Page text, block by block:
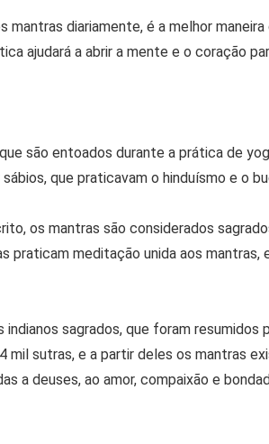
mantras diariamente, é a melhor
ajudará a abrir a mente e o coração
são entoados durante a prática de
que praticavam o hinduísmo e o
os mantras são considerados
praticam meditação unida aos
sagrados, que foram resumidos
mil sutras, e a partir deles os mantras
a deuses, ao amor, compaixão e